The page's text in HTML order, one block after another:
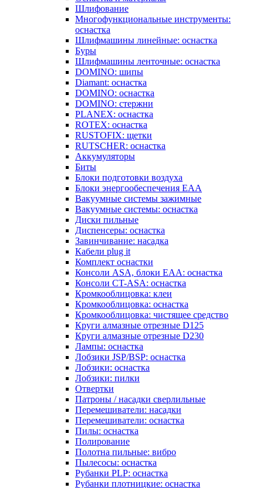
Шлифование
Многофункциональные инструменты:
оснастка
Шлифмашины линейные: оснастка
Буры
Шлифмашины ленточные: оснастка
DOMINO: шипы
Diamant: оснастка
DOMINO: оснастка
DOMINO: стержни
PLANEX: оснастка
ROTEX: оснастка
RUSTOFIX: щетки
RUTSCHER: оснастка
Аккумуляторы
Биты
Блоки подготовки воздуха
Блоки энергообеспечения EAA
Вакуумные системы зажимные
Вакуумные системы: оснастка
Диски пильные
Диспенсеры: оснастка
Завинчивание: насадка
Кабели plug it
Комплект оснастки
Консоли ASA, блоки EAA: оснастка
Консоли CT-ASA: оснастка
Кромкооблицовка: клеи
Кромкооблицовка: оснастка
Кромкооблицовка: чистящее средство
Круги алмазные отрезные D125
Круги алмазные отрезные D230
Лампы: оснастка
Лобзики JSP/BSP: оснастка
Лобзики: оснастка
Лобзики: пилки
Отвертки
Патроны / насадки сверлильные
Перемешиватели: насадки
Перемешиватели: оснастка
Пилы: оснастка
Полирование
Полотна пильные: вибро
Пылесосы: оснастка
Рубанки PLP: оснастка
Рубанки плотницкие: оснастка